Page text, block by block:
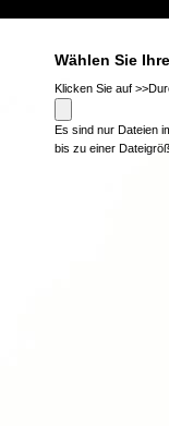
Wählen Sie
Klicken Sie auf
Es sind nur Dateien
bis zu einer